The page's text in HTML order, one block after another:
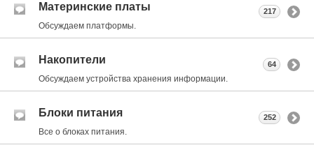
Материнские платы
Обсуждаем платформы.
217
Накопители
Обсуждаем устройства хранения информации.
64
Блоки питания
Все о блоках питания.
252